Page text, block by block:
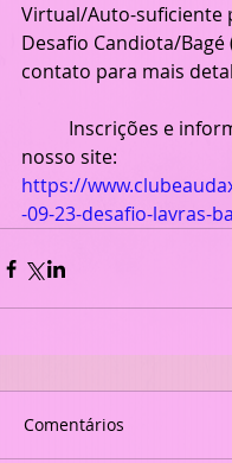
Virtual/Auto-suficiente
Desafio Candiota/Bagé
contato para mais
nosso site:
https://
-09-23-desafio-lavras-
Comentários